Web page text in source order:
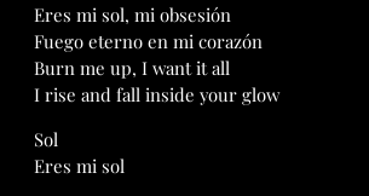
Eres mi sol, mi obsesión
Fuego eterno en mi corazón
Burn me up, I want it all
I rise and fall inside your glow
Sol
Eres mi sol